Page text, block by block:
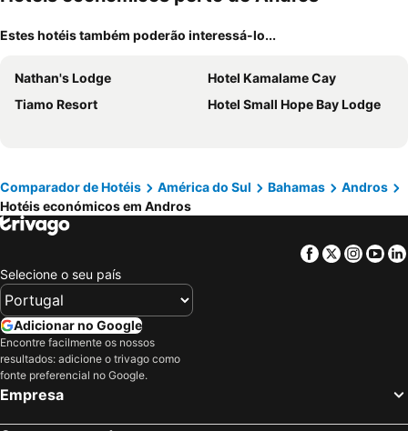
Estes hotéis também poderão interessá-lo...
Nathan's Lodge
Hotel Kamalame Cay
Tiamo Resort
Hotel Small Hope Bay Lodge
Comparador de Hotéis América do Sul Bahamas
Andros
Hotéis económicos em Andros
Facebook
Twitter
Selecione o seu país
Adicionar no Google
Encontre facilmente os nossos
resultados: adicione o trivago como
fonte preferencial no Google.
Empresa